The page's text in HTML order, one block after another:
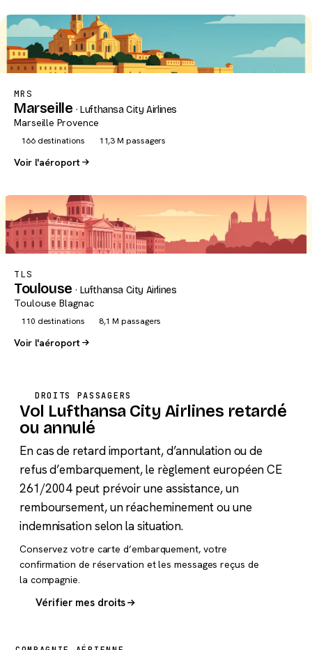
MRS
Marseille · Lufthansa City Airlines
Marseille Provence
166 destinations 11,3 M passagers
Voir l'aéroport
TLS
Toulouse· Lufthansa City Airlines
Toulouse Blagnac
110 destinations 8,1 M passagers
Voir l'aéroport
DROITS PASSAGERS
Vol Lufthansa City Airlines retardé
ou annulé
En cas de retard important, d’annulation ou de
refus d’embarquement, le règlement européen CE
261/2004 peut prévoir une assistance, un
remboursement, un réacheminement ou une
indemnisation selon la situation.
Conservez votre carte d’embarquement, votre
confirmation de réservation et les messages reçus de
la compagnie.
Vérifier mes droits